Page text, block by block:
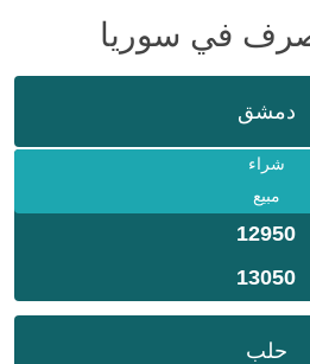
في سوريا
دمشق
شراء
مبيع
12950
13050
حلب